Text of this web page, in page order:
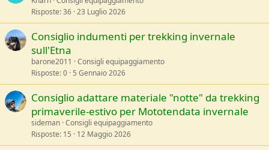
Risposte 36 23 Luglio 2026
Consiglio indumenti per trekking invernale
sull'Etna
barone2011
Consigli equipaggiamento
Risposte 0 5 Gennaio 2026
Consiglio adattare materiale "notte" da trekking
primaverile-estivo per Mototendata invernale
sideman Consigli equipaggiamento
Risposte 15 12 Maggio 2026